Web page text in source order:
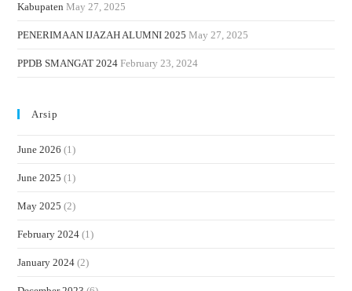
Kabupaten May 27, 2025
PENERIMAAN IJAZAH ALUMNI 2025 May 27, 2025
PPDB SMANGAT 2024 February 23, 2024
Arsip
June 2026 (1)
June 2025 (1)
May 2025 (2)
February 2024 (1)
January 2024 (2)